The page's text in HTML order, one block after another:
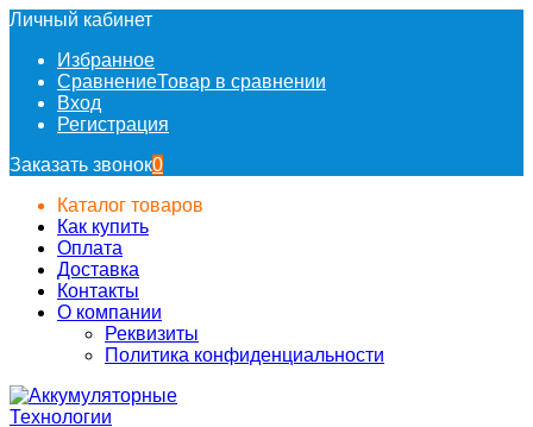
Личный кабинет
Избранное
СравнениеТовар в сравнении
Вход
Регистрация
Заказать звонок0
Каталог товаров
Как купить
Оплата
Доставка
Контакты
О компании
Реквизиты
Политика конфиденциальности